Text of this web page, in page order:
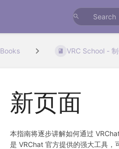
Books VRC School -
新页面
本指南将逐步讲解如何通过
是 VRChat 官方提供的强大工具，